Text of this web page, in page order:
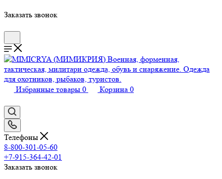
Заказать звонок
Избранные товары 0 Корзина 0
Телефоны
8-800-301-05-60
+7-915-364-42-01
Заказать звонок